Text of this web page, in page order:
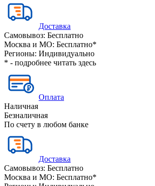
Доставка
Самовывоз: Бесплатно
Москва и МО: Бесплатно*
Регионы: Индивидуально
* - подробнее читать здесь
Оплата
Наличная
Безналичная
По счету в любом банке
Доставка
Самовывоз: Бесплатно
Москва и МО: Бесплатно*